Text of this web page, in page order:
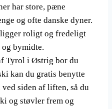
har store, pæne
og ofte danske dyner.
roligt og fredeligt
bymidte.
Tyrol i Østrig bor du
kan du gratis benytte
siden af liften, så du
og støvler frem og